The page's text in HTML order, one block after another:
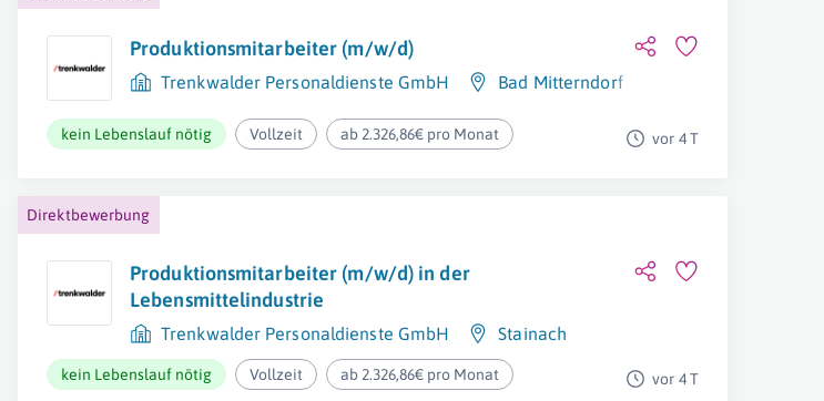
Produktionsmitarbeiter (m/w/d)
Trenkwalder Personaldienste GmbH Bad Mitterndorf
kein Lebenslauf nötig Vollzeit ab 2.326,86€ pro Monat vor 4 T
Direktbewerbung
Produktionsmitarbeiter (m/w/d) in der
Lebensmittelindustrie
Trenkwalder Personaldienste GmbH Stainach
kein Lebenslauf nötig Vollzeit ab 2.326,86€ pro Monat vor 4 T